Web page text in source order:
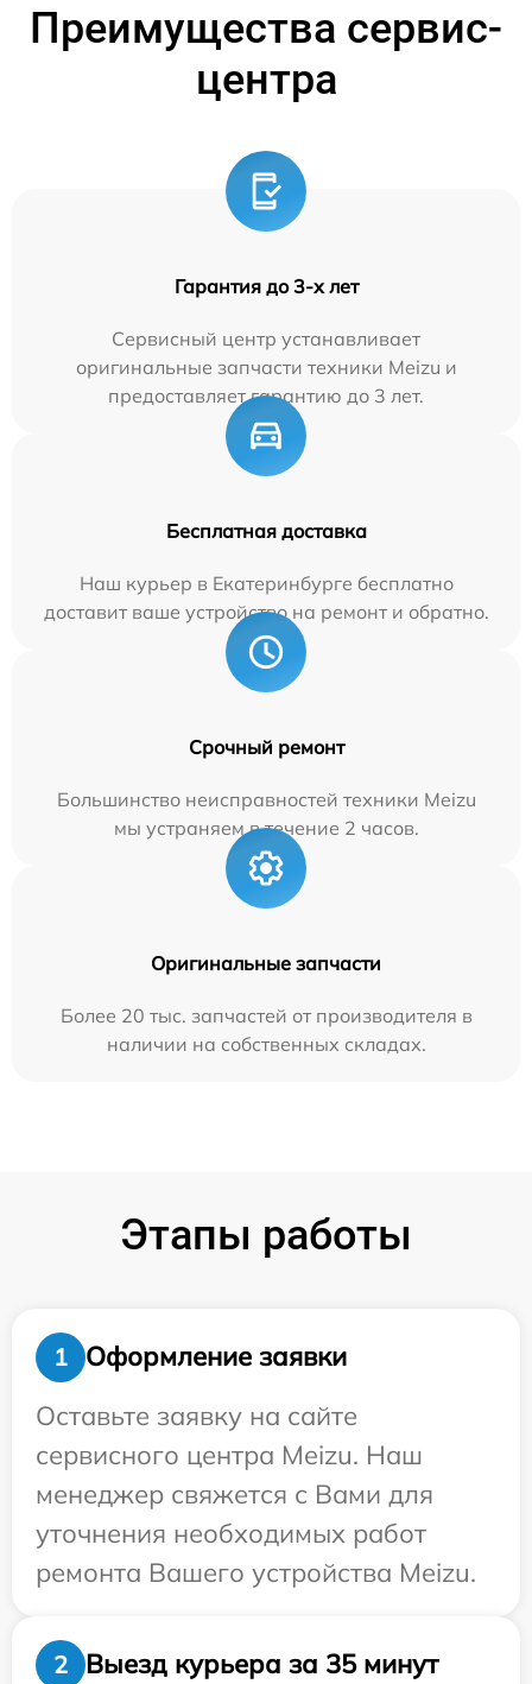
Преимущества сервис-
центра
Гарантия до 3-х лет
Сервисный центр устанавливает
оригинальные запчасти техники Meizu и
предоставляет гарантию до 3 лет.
Бесплатная доставка
Наш курьер в Екатеринбурге бесплатно
доставит ваше устройство на ремонт и обратно.
Срочный ремонт
Большинство неисправностей техники Meizu
мы устраняем в течение 2 часов.
Оригинальные запчасти
Более 20 тыс. запчастей от производителя в
наличии на собственных складах.
Этапы работы
1
Оформление заявки
Оставьте заявку на сайте
сервисного центра Meizu. Наш
менеджер свяжется с Вами для
уточнения необходимых работ
ремонта Вашего устройства Meizu.
2
Выезд курьера за 35 минут